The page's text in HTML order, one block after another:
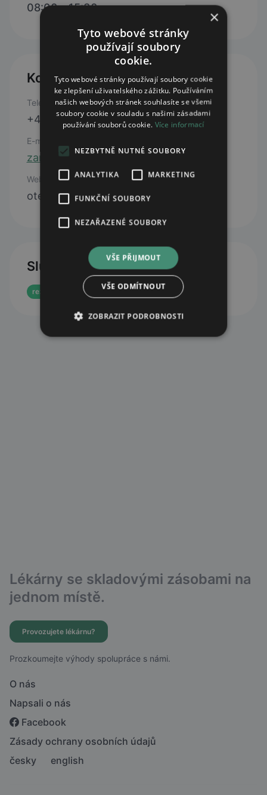
08:00 - 15:30
Kontakty
Telefon
+420 777 289 289
E-mail
zamzam@email.cz
Web
otevřít web
Služby
rezervace eReceptu
Lékárny se skladovými zásobami na
jednom místě.
Provozujete lékárnu?
Prozkoumejte výhody spolupráce s námi.
O nás
Napsali o nás
Facebook
Zásady ochrany osobních údajů
česky
english
×
Tyto webové stránky
používají soubory
cookie.
Tyto webové stránky používají soubory cookie
ke zlepšení uživatelského zážitku. Používáním
našich webových stránek souhlasíte se všemi
soubory cookie v souladu s našimi zásadami
používání souborů cookie. Více informací
NEZBYTNĚ NUTNÉ SOUBORY
ANALYTIKA MARKETING
FUNKČNÍ SOUBORY
NEZAŘAZENÉ SOUBORY
VŠE PŘIJMOUT
VŠE ODMÍTNOUT
ZOBRAZIT PODROBNOSTI